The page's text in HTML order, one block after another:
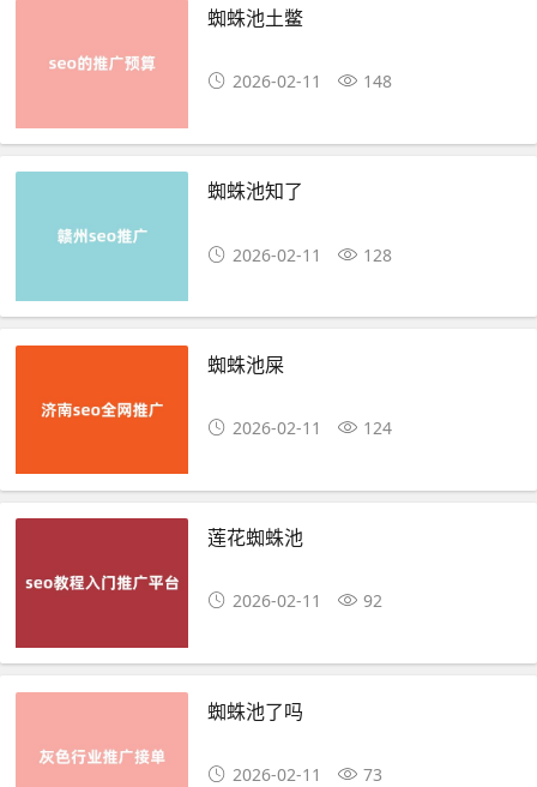
蜘蛛池土鳖
2026-02-11 148
蜘蛛池知了
2026-02-11 128
蜘蛛池屎
2026-02-11 124
莲花蜘蛛池
2026-02-11 92
蜘蛛池了吗
2026-02-11 73